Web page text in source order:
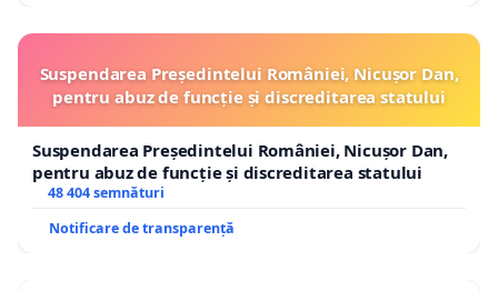
Suspendarea Președintelui României, Nicușor Dan,
pentru abuz de funcție și discreditarea statului
Suspendarea Președintelui României, Nicușor Dan,
pentru abuz de funcție și discreditarea statului
48 404 semnături
Notificare de transparență